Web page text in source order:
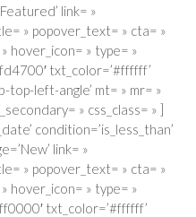
link= »
» popover_text= » cta= »
hover_icon= » type= »
txt_color=’#ffffff’
top-left-angle’ mt= » mr= »
» css_class= » ]
condition=’is_less_than’
link= »
» popover_text= » cta= »
hover_icon= » type= »
txt_color=’#ffffff’